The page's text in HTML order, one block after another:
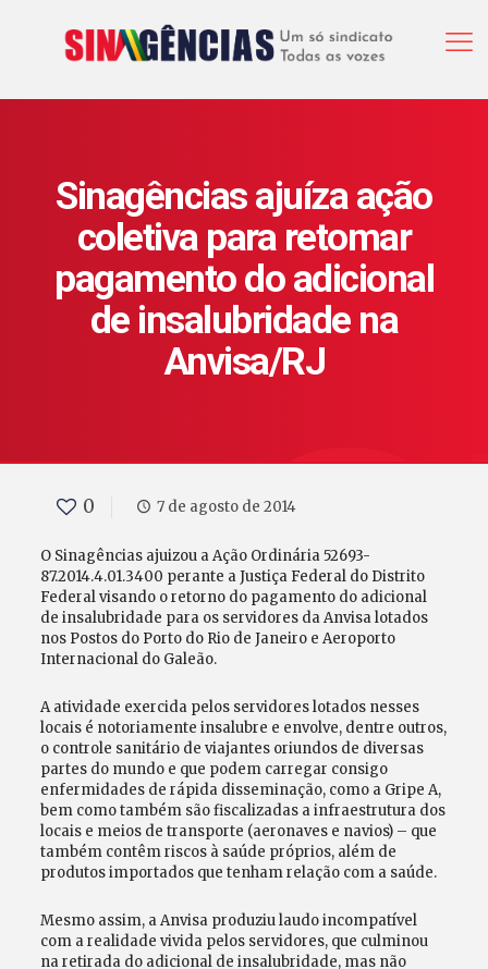
Sinagências ajuíza ação
coletiva para retomar
pagamento do adicional
de insalubridade na
Anvisa/RJ
0 7 de agosto de 2014
O Sinagências ajuizou a Ação Ordinária 52693-
87.2014.4.01.3400 perante a Justiça Federal do Distrito
Federal visando o retorno do pagamento do adicional
de insalubridade para os servidores da Anvisa lotados
nos Postos do Porto do Rio de Janeiro e Aeroporto
Internacional do Galeão.
A atividade exercida pelos servidores lotados nesses
locais é notoriamente insalubre e envolve, dentre outros,
o controle sanitário de viajantes oriundos de diversas
partes do mundo e que podem carregar consigo
enfermidades de rápida disseminação, como a Gripe A,
bem como também são fiscalizadas a infraestrutura dos
locais e meios de transporte (aeronaves e navios) – que
também contêm riscos à saúde próprios, além de
produtos importados que tenham relação com a saúde.
Mesmo assim, a Anvisa produziu laudo incompatível
com a realidade vivida pelos servidores, que culminou
na retirada do adicional de insalubridade, mas não